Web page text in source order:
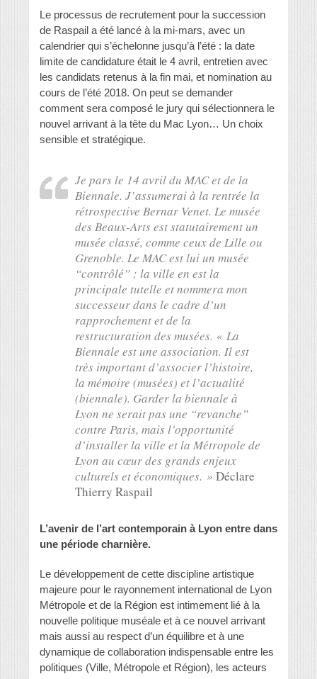
Le processus de recrutement pour la succession
de Raspail a été lancé à la mi-mars, avec un
calendrier qui s’échelonne jusqu’à l’été : la date
limite de candidature était le 4 avril, entretien avec
les candidats retenus à la fin mai, et nomination au
cours de l’été 2018. On peut se demander
comment sera composé le jury qui sélectionnera le
nouvel arrivant à la tête du Mac Lyon… Un choix
sensible et stratégique.
Je pars le 14 avril du MAC et de la
Biennale. J’assumerai à la rentrée la
rétrospective Bernar Venet. Le musée
des Beaux-Arts est statutairement un
musée classé, comme ceux de Lille ou
Grenoble. Le MAC est lui un musée
“contrôlé” ; la ville en est la
principale tutelle et nommera mon
successeur dans le cadre d’un
rapprochement et de la
restructuration des musées. « La
Biennale est une association. Il est
très important d’associer l’histoire,
la mémoire (musées) et l’actualité
(biennale). Garder la biennale à
Lyon ne serait pas une “revanche”
contre Paris, mais l’opportunité
d’installer la ville et la Métropole de
Lyon au cœur des grands enjeux
culturels et économiques. » Déclare
Thierry Raspail
L’avenir de l’art contemporain à Lyon entre dans
une période charnière.
Le développement de cette discipline artistique
majeure pour le rayonnement international de Lyon
Métropole et de la Région est intimement lié à la
nouvelle politique muséale et à ce nouvel arrivant
mais aussi au respect d’un équilibre et à une
dynamique de collaboration indispensable entre les
politiques (Ville, Métropole et Région), les acteurs